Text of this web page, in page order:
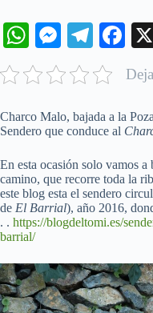
W
ha
ts
A
pp
M
es
se
ng
er
Te
le
gr
a
m
Fa
bo
ok
Charco Malo, bajada a la
Sendero que conduce al
En esta ocasión solo vamos
camino, que recorre toda la
este blog esta el sendero
de El Barrial), año 2016,
. . https://blogdeltomi.es/
barrial/